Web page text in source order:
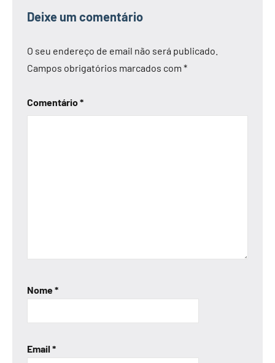
Deixe um comentário
O seu endereço de email não será publicado.
Campos obrigatórios marcados com *
Comentário*
Nome*
Email *